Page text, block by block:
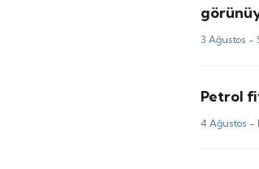
3 Ağustos -
Petrol
4 Ağustos -